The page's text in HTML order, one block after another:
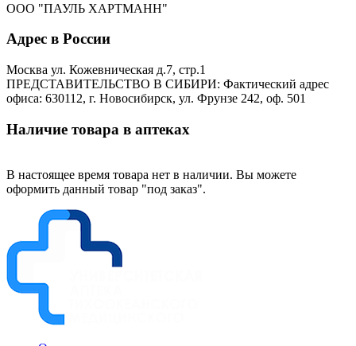
ООО "ПАУЛЬ ХАРТМАНН"
Адрес в России
Москва ул. Кожевническая д.7, стр.1
ПРЕДСТАВИТЕЛЬСТВО В СИБИРИ: Фактический адрес
офиса: 630112, г. Новосибирск, ул. Фрунзе 242, оф. 501
Наличие товара в аптеках
В настоящее время товара нет в наличии. Вы можете
оформить данный товар "под заказ".